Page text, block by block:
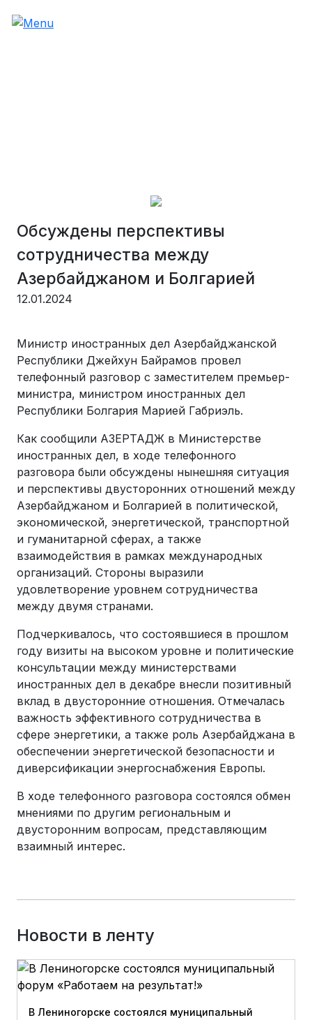
Обсуждены перспективы
сотрудничества между
Азербайджаном и Болгарией
12.01.2024
Министр иностранных дел Азербайджанской
Республики Джейхун Байрамов провел
телефонный разговор с заместителем премьер-
министра, министром иностранных дел
Республики Болгария Марией Габриэль.
Как сообщили АЗЕРТАДЖ в Министерстве
иностранных дел, в ходе телефонного
разговора были обсуждены нынешняя ситуация
и перспективы двусторонних отношений между
Азербайджаном и Болгарией в политической,
экономической, энергетической, транспортной
и гуманитарной сферах, а также
взаимодействия в рамках международных
организаций. Стороны выразили
удовлетворение уровнем сотрудничества
между двумя странами.
Подчеркивалось, что состоявшиеся в прошлом
году визиты на высоком уровне и политические
консультации между министерствами
иностранных дел в декабре внесли позитивный
вклад в двусторонние отношения. Отмечалась
важность эффективного сотрудничества в
сфере энергетики, а также роль Азербайджана в
обеспечении энергетической безопасности и
диверсификации энергоснабжения Европы.
В ходе телефонного разговора состоялся обмен
мнениями по другим региональным и
двусторонним вопросам, представляющим
взаимный интерес.
Новости в ленту
В Лениногорске состоялся муниципальный